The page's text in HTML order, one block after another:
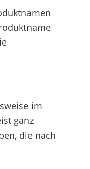
im
ganz
die nach